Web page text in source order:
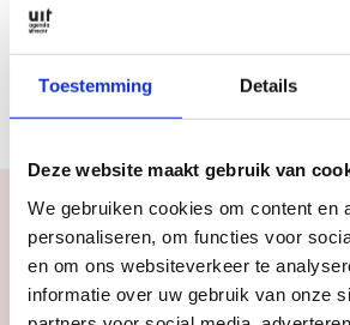
Toestemming Details
Deze website maakt gebruik van
We gebruiken cookies om content en
personaliseren, om functies voor
en om ons websiteverkeer te
informatie over uw gebruik van onze
2026 COLUMN JULI
MAGAZINE ARTIKELEN
Agenda